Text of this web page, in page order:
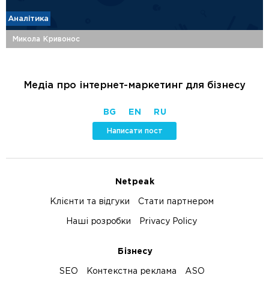
Аналітика
Микола Кривонос
Медіа про інтернет-маркетинг для бізнесу
BG EN RU
Написати пост
Netpeak
Клієнти та відгуки Стати партнером
Наші розробки Privacy Policy
Бізнесу
SEO Контекстна реклама ASO